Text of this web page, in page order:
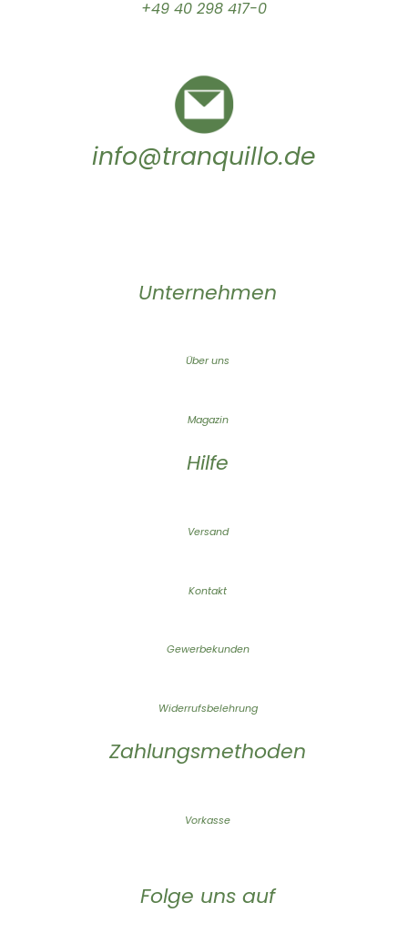
+49 40 298 417-0
info@tranquillo.de
Unternehmen
Über uns
Magazin
Hilfe
Versand
Kontakt
Gewerbekunden
Widerrufsbelehrung
Zahlungsmethoden
Vorkasse
Folge uns auf